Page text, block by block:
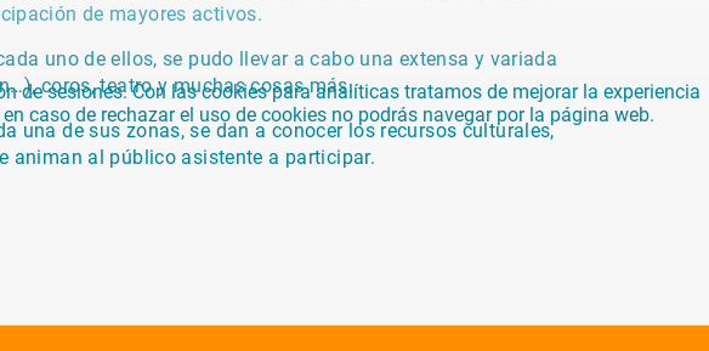
de mayores activos.
uno de ellos, se pudo llevar a cabo una extensa y variada
coros, teatro y muchas cosas más.
una de sus zonas, se dan a conocer los recursos culturales,
animan al público asistente a participar.
sesiones. Con las cookies para analíticas tratamos de mejorar la experiencia
caso de rechazar el uso de cookies no podrás navegar por la página web.